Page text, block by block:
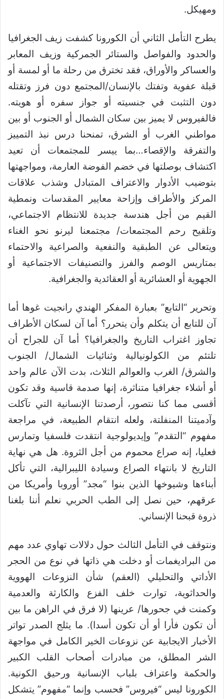
ومهيكل.
يطرح التأمل الثاني أن الكورونا كشفت زيف الجغرافيا
والحدود والفواصل والستائر الجمركية وزيف المعابر
والعساكر والأوراق، فقد تخترق من رحلة ما أو لمسة أو
قبلة عفوية وتفتك بالإنسان/المجتمع دون فرز وتقتله
دون التثبت في جنسيته أو جواز سفره أو هويته.
فالفيروس لا يميز بين سكان الشمال أو الجنوب أو بين
مواطني الغرب أو الشرق، تمنحنا درس نبذ التمييز
والتفرقة والإقصاء…بما ييسر للمجتمعات أن تعيد
اكتشاف بوصلتها في خضم الفوضة العارمة، ومواجهتها
بتوضيب الأدوار والاعتراف المتبادل وشذب علاقات
المركز والأطراف وإزاحة معايير المقدسات ونمطية
القيم من أجل هندسة جديدة للانتظام الاجتماعي،
وتلقيح رحم المجتمعات/ مجتمعنا ليرنو نحو الغناء
ويتعالى عن الطبقية والنفعية والصراعية والاحتماء
بمتاريس الوصم والفرز والتصنيفات الاجتماعية أو
الجهوية أو العشائرية أو العقائدية والجغرافية.
وتحرير “التابع” بعبارة المفكر الهندي رانجيت غوها أما
آن للتابع أن يتكلم وأن يتحرر؟ أما آن لسكان الأطراف
تجاوز اغتراب التاريخ والجغرافيا؟ أما آن للجراح أن
تلتئم من الكولونيالية وثنائيات الشمال/ الجنوب
والشرق/ الغرب والعوالم الثلاث، بدت الآن عالم واحد
أو أشلاء جغرافيا متناثرة، إنها صدمة قاسية وقد تكون
أقسى مما كنا نتصور، أرصدتنا الإنسانية التي تآكلت
وآدميتنا المنفلتة، ولعله انتقام الطبيعة، في مراجعة
مفهوم “التقدم” وإيديولوجية انتقدت فلسفيا وتمارس
فعليا، إنه صراع محموم من أجل الثروة. هل هي نهاية
التاريخ لا بانتهاء الصراع وسيادة الليبرالية، التي تأكل
أبناءها وشيوخها الذين بنوا “مجد” أوروبا وأمريكا من
عرقهم، حين نصل إلى الطب الحربي نعلم أننا بلغنا
ذروة قبحنا الإنساني.
ونتوقف في التأمل الثالث حول دلالات تهاوي عدد مهم
من البراديغمات أو دخلت هي ذاتها في نوع من الحجر
الأداتي والتحليلي (العقم) شأن النزوعات الهووية
والحداثوية، توارت خلف الفزع والكارثة والعدمية
وكمنت في جحورها/ عرينها (لا فرق في الراهن ما بين
أن تكون فأرا أو أن تكون أسدا). ما يثلج الصدر تواتر
الأخبار الايجابية عن نزوعات الخير الكامل في مواجهة
الشر المطلق، من مبادرات أصحاب القلب الكبير
والحكمة واعتراف بلباب الإنسانية ورحيق الكونية.
الكورونا ليس “فيروس” فحسب وإنما “مفهوم” يتشكل